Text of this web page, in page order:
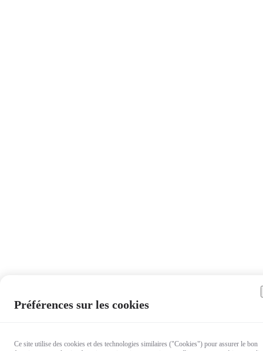
Préférences sur les cookies
Ce site utilise des cookies et des technologies similaires ("Cookies") pour assurer le bon